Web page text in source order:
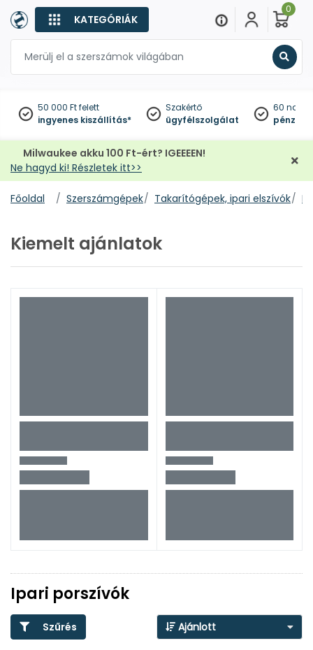
KATEGÓRIÁK
0
50 000 Ft felett
ingyenes kiszállítás*
Szakértő
ügyfélszolgálat
60
Milwaukee akku 100 Ft-ért? IGEEEEN!
Ne hagyd ki! Részletek itt>>
Főoldal Szerszámgépek Takarítógépek, ipari elszívók
Kiemelt ajánlatok
Ipari porszívók
Szűrés Ajánlott